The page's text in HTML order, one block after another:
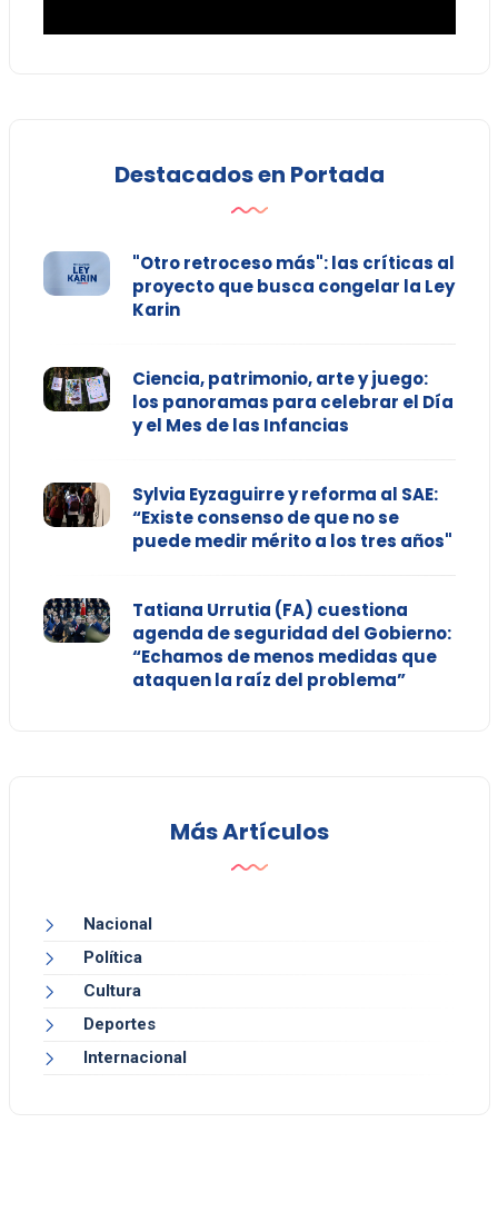
Destacados en Portada
"Otro retroceso más": las críticas al
proyecto que busca congelar la Ley
Karin
Ciencia, patrimonio, arte y juego:
los panoramas para celebrar el Día
y el Mes de las Infancias
Sylvia Eyzaguirre y reforma al SAE:
“Existe consenso de que no se
puede medir mérito a los tres años"
Tatiana Urrutia (FA) cuestiona
agenda de seguridad del Gobierno:
“Echamos de menos medidas que
ataquen la raíz del problema”
Más Artículos
Nacional
Política
Cultura
Deportes
Internacional